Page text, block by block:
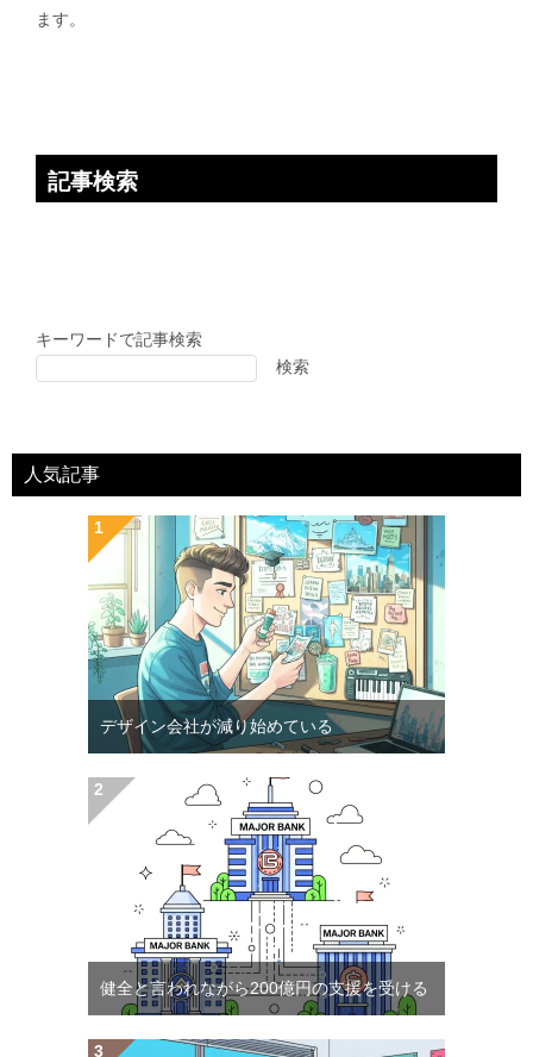
ます。
記事検索
キーワードで記事検索
検索
人気記事
デザイン会社が減り始めている
健全と言われながら200億円の支援を受ける